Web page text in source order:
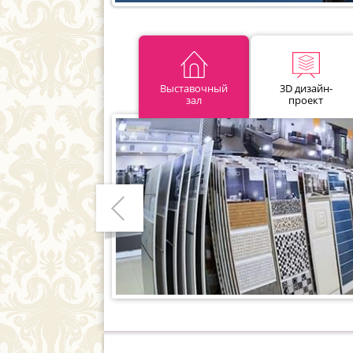
Выставочный
зал
3D дизайн-
проект
Предыдущий